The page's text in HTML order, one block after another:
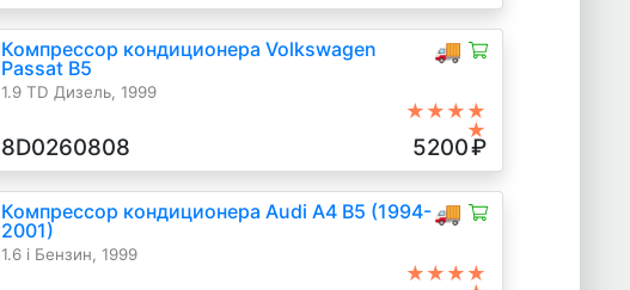
🚚
Компрессор кондиционера Volkswagen
Passat B5
1.9 TD Дизель, 1999
★★★★
★
8D0260808 5200₽
🚚
Компрессор кондиционера Audi A4 B5 (1994-
2001)
1.6 i Бензин, 1999
★★★★